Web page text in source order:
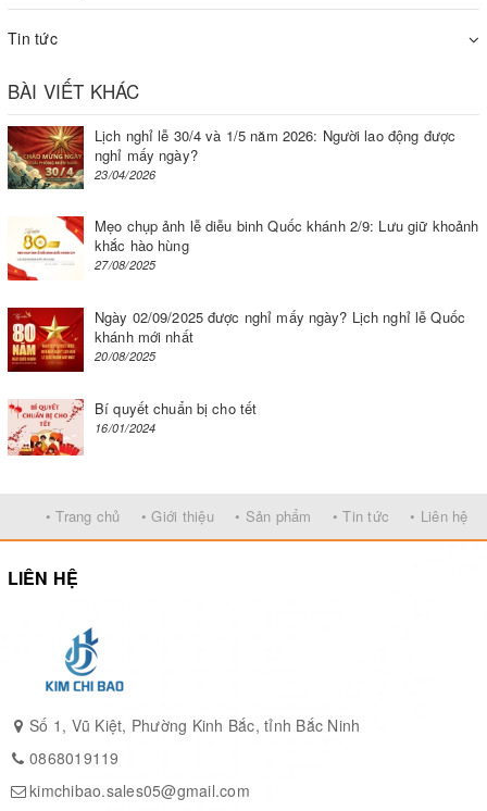
Cà tím: 1 quả
Nước dừa: 500 ml
Nấm hương: 30 gr
Nấm đùi gà: 130 gr
Dầu ăn: 2 muỗng canh
Lá hẹ: 1 ít
Rau nhúng lẩu: 1 ít (hoa thiên lý/ rau đắng/ bắp
Hạt nêm chay: 4 muỗng canh
không có nếp nhăn hay đốm nâu. Cà tím non sẽ có
một chồi tươi, gắn chặt vào thân quả. Không chọn
mua cà tím quá già, thân hơi cứng, vỏ ngoài có màu
hồng tím hoặc tím nhạt.
Tin tức
BÀI VIẾT KHÁC
Lịch nghỉ lễ 30/4 và 1/5 năm 2026: Người lao động được
nghỉ mấy ngày?
23/04/2026
Mẹo chụp ảnh lễ diễu binh Quốc khánh 2/9: Lưu giữ khoảnh
khắc hào hùng
27/08/2025
Ngày 02/09/2025 được nghỉ mấy ngày? Lịch nghỉ lễ Quốc
khánh mới nhất
20/08/2025
Bí quyết chuẩn bị cho tết
16/01/2024
• Trang chủ • Giới thiệu • Sản phẩm • Tin tức • Liên hệ
LIÊN HỆ
Số 1, Vũ Kiệt, Phường Kinh Bắc, tỉnh Bắc Ninh
0868019119
kimchibao.sales05@gmail.com